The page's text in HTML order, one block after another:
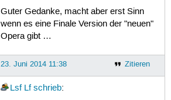
Guter Gedanke, macht aber erst Sinn
wenn es eine Finale Version der "neuen"
Opera gibt …
Zitieren
23. Juni 2014 11:38
Lsf Lf schrieb: